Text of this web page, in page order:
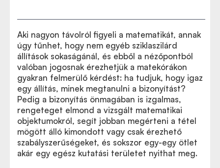
Aki nagyon távolról figyeli a matematikát, annak
úgy tűnhet, hogy nem egyéb sziklaszilárd
állítások sokaságánál, és ebből a nézőpontból
valóban jogosnak érezhetjük a matekórákon
gyakran felmerülő kérdést: ha tudjuk, hogy igaz
egy állítás, minek megtanulni a bizonyítást?
Pedig a bizonyítás önmagában is izgalmas,
rengeteget elmond a vizsgált matematikai
objektumokról, segít jobban megérteni a tétel
mögött álló kimondott vagy csak érezhető
szabályszerűségeket, és sokszor egy-egy ötlet
akár egy egész kutatási területet nyithat meg.